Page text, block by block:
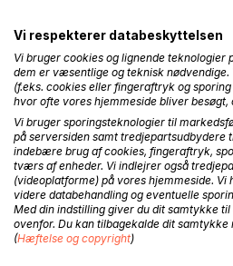
BESKRIVELSE
Koldbøtte dalede ned gennem
gennem en skorsten. Han gav et
han landede på gløderne i
ildstedet, alt imens han tog sig til
det smedjen han var landet i og
ned i den spand med vand, som
jernet. Ih, hvor det sydede.
til, hvad var nu det for et
ildstedet. Et sort væsen, ikke
Vi respekterer databeskyttelsen
Vi bruger cookies og lignende teknologier
dem er væsentlige og teknisk
(f.eks. cookies eller fingeraftryk og
hvor ofte vores hjemmeside bliver besøgt,
Vi bruger sporingsteknologier til
på serversiden samt tredjepartsudbydere
indebære brug af cookies, fingeraftryk,
tværs af enheder. Vi indlejrer også
(videoplatforme) på vores hjemmeside. Vi
videre databehandling og eventuelle
Med din indstilling giver du dit samtykke
ovenfor. Du kan tilbagekalde dit
(Hæftelse og copyright)